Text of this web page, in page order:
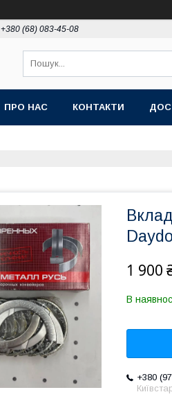
+380 (68) 083-45-08
ПРО НАС КОНТАКТИ
1 900
В
+380